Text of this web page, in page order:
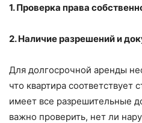
1. Проверка права
2. Наличие разрешений и
Для долгосрочной аренды
что квартира
имеет все разрешительные
важно проверить, нет ли